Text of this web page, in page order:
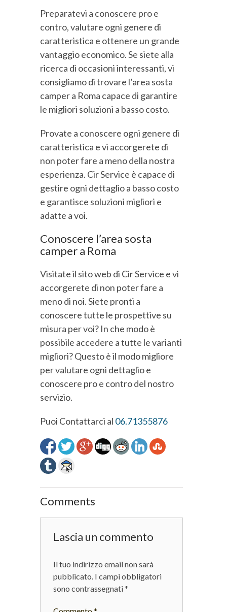
Preparatevi a conoscere pro e
contro, valutare ogni genere di
caratteristica e ottenere un grande
vantaggio economico. Se siete alla
ricerca di occasioni interessanti, vi
consigliamo di trovare l’area sosta
camper a Roma capace di garantire
le migliori soluzioni a basso costo.
Provate a conoscere ogni genere di
caratteristica e vi accorgerete di
non poter fare a meno della nostra
esperienza. Cir Service è capace di
gestire ogni dettaglio a basso costo
e garantisce soluzioni migliori e
adatte a voi.
Conoscere l’area sosta
camper a Roma
Visitate il sito web di Cir Service e vi
accorgerete di non poter fare a
meno di noi. Siete pronti a
conoscere tutte le prospettive su
misura per voi? In che modo è
possibile accedere a tutte le varianti
migliori? Questo è il modo migliore
per valutare ogni dettaglio e
conoscere pro e contro del nostro
servizio.
Puoi Contattarci al 06.71355876
Comments
Lascia un commento
Il tuo indirizzo email non sarà
pubblicato. I campi obbligatori
sono contrassegnati*